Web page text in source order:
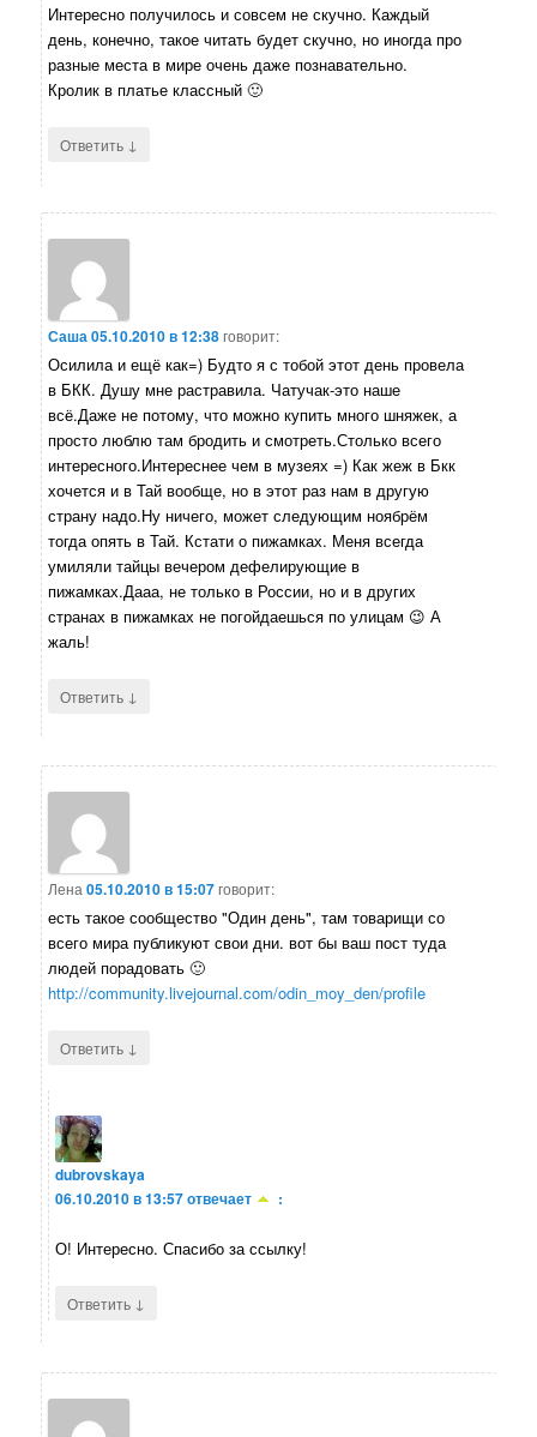
Интересно получилось и совсем не скучно. Каждый
день, конечно, такое читать будет скучно, но иногда про
разные места в мире очень даже познавательно.
Кролик в платье классный 🙂
Ответить ↓
Саша05.10.2010 в 12:38говорит:
Осилила и ещё как=) Будто я с тобой этот день провела
в БКК. Душу мне растравила. Чатучак-это наше
всё.Даже не потому, что можно купить много шняжек, а
просто люблю там бродить и смотреть.Столько всего
интересного.Интереснее чем в музеях =) Как жеж в Бкк
хочется и в Тай вообще, но в этот раз нам в другую
страну надо.Ну ничего, может следующим ноябрём
тогда опять в Тай. Кстати о пижамках. Меня всегда
умиляли тайцы вечером дефелирующие в
пижамках.Дааа, не только в России, но и в других
странах в пижамках не погойдаешься по улицам 😉 А
жаль!
Ответить ↓
Лена 05.10.2010 в 15:07говорит:
есть такое сообщество "Один день", там товарищи со
всего мира публикуют свои дни. вот бы ваш пост туда
людей порадовать 🙂
http://community.livejournal.com/odin_moy_den/profile
Ответить ↓
dubrovskaya
06.10.2010 в 13:57отвечает :
О! Интересно. Спасибо за ссылку!
Ответить ↓